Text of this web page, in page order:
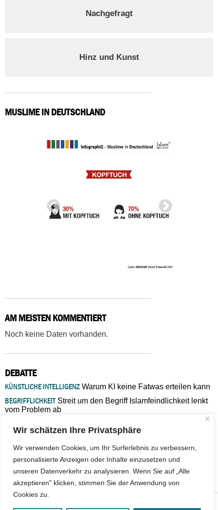
Wir schätzen Ihre Privatsphäre
Wir verwenden Cookies, um Ihr Surferlebnis zu verbessern,
personalisierte Anzeigen oder Inhalte einzusetzen und
unseren Datenverkehr zu analysieren. Wenn Sie auf „Alle
akzeptieren" klicken, stimmen Sie der Anwendung von
Cookies zu.
Nachgefragt
Hinz und Kunst
MUSLIME IN DEUTSCHLAND
AM MEISTEN KOMMENTIERT
Noch keine Daten vorhanden.
DEBATTE
KÜNSTLICHE INTELLIGENZ Warum KI keine Fatwas erteilen kann
BEGRIFFLICHKEITStreit um den Begriff Islamfeindlichkeit lenkt
vom Problem ab
Verantwortung bleibt“
ISLAMISCHE FAKULTÄT IN MÜNSTEREine kritische Schwelle für
die deutsche Religionspolitik
GASTBEITRAGWarum die muslimische Welt eine neue